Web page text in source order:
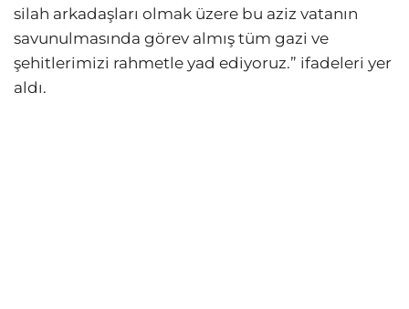
silah arkadaşları olmak üzere bu aziz vatanın
savunulmasında görev almış tüm gazi ve
şehitlerimizi rahmetle yad ediyoruz.” ifadeleri yer
aldı.